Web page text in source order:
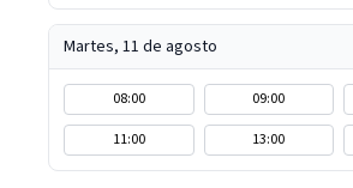
Martes, 11 de agosto
08:00 09:00
11:00
13:00